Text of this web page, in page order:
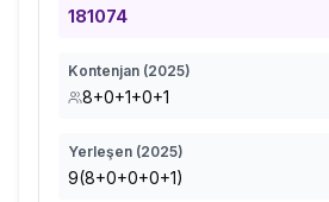
181074
Kontenjan (2025)
8+0+1+0+1
Yerleşen (2025)
9(8+0+0+0+1)